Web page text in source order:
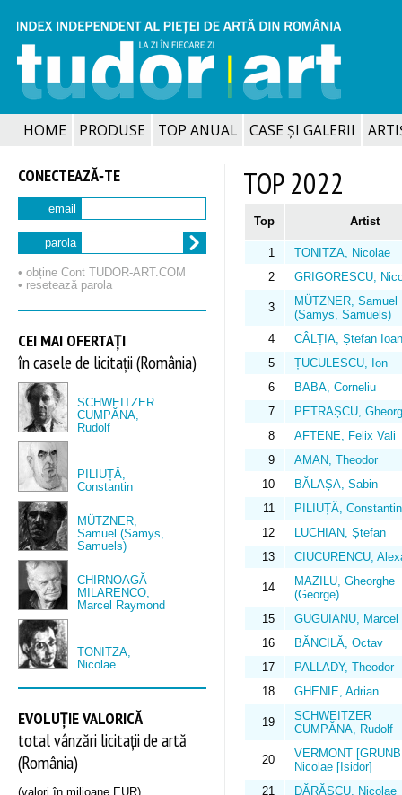
HOME PRODUSE TOP ANUAL CASE ȘI GALERII
CONECTEAZĂ‑TE
email
parola
• obține Cont TUDOR‑ART.COM
• resetează parola
CEI MAI OFERTAȚI
în casele de licitații (România)
SCHWEITZER
CUMPĂNA,
Rudolf
PILIUȚĂ,
Constantin
MÜTZNER,
Samuel (Samys,
Samuels)
CHIRNOAGĂ
MILARENCO,
Marcel Raymond
TONITZA,
Nicolae
EVOLUȚIE VALORICĂ
total vânzări licitații de artă
(România)
(valori în milioane EUR)
TOP 2022
Top Artist
1
TONITZA, Nicolae
2
GRIGORESCU,
3
MÜTZNER, Samuel
(Samys, Samuels)
4
CÂLȚIA, Ștefan Ioan
5
ȚUCULESCU, Ion
6
BABA, Corneliu
7
PETRAȘCU,
8
AFTENE, Felix Vali
9
AMAN, Theodor
10
BĂLAȘA, Sabin
11
PILIUȚĂ, Constantin
12
LUCHIAN, Ștefan
13
CIUCURENCU,
14
MAZILU, Gheorghe
(George)
15
GUGUIANU, Marcel
16
BĂNCILĂ, Octav
17
PALLADY, Theodor
18
GHENIE, Adrian
19
SCHWEITZER
CUMPĂNA, Rudolf
20
VERMONT
Nicolae [Isidor]
21
DĂRĂSCU, Nicolae